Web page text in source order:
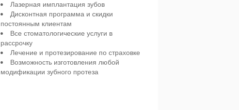
Лазерная имплантация зубов
Дисконтная программа и скидки
постоянным клиентам
Все стоматологические услуги в
рассрочку
Лечение и протезирование по страховке
Возможность изготовления любой
модификации зубного протеза